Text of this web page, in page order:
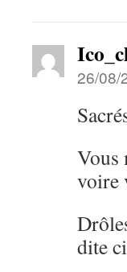
26/08/
Vous
voire
dite